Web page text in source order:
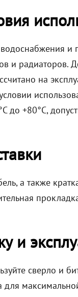
и
и радиаторов.
на
до +80°C,
а также
и
сверло и